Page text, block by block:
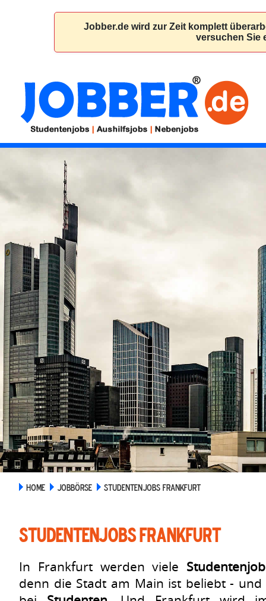
HOME JOBBÖRSE STUDENTENJOBS FRANKFURT
Studentenjobs Frankfurt
In Frankfurt werden viele
denn die Stadt am Main ist beliebt -